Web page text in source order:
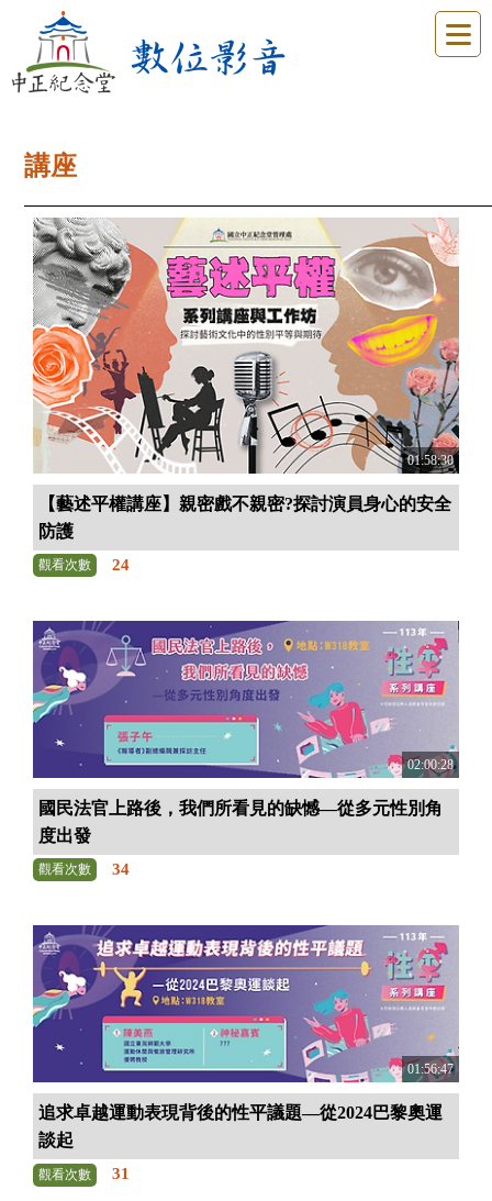
講座
01:58:30
【藝述平權講座】親密戲不親密?探討演員身心的安全
防護
觀看次數 24
02:00:28
國民法官上路後，我們所看見的缺憾—從多元性別角
度出發
觀看次數 34
01:56:47
追求卓越運動表現背後的性平議題—從2024巴黎奧運
談起
觀看次數 31